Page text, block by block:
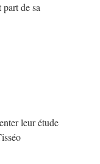
de sa
leur étude